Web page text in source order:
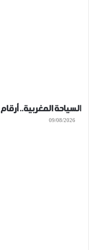
السياحة المغربية..
09/08/2026